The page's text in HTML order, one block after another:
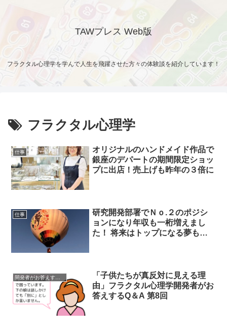
TAWプレス Web版
フラクタル心理学を学んで人生を飛躍させた方々の体験談を紹介しています！
フラクタル心理学
仕事
オリジナルのハンドメイド作品で
銀座のデパートの期間限定ショッ
プに出店！売上げも昨年の３倍に
仕事
研究開発部署でＮｏ.２のポジシ
ョンになり年収も一桁増えまし
た！ 将来はトップになる夢も持
開発者がお答えするQ＆A
「子供たちが真反対に見える理
由」フラクタル心理学開発者がお
答えするQ＆A 第8回